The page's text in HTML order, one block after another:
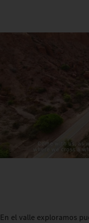
En el valle exploramos